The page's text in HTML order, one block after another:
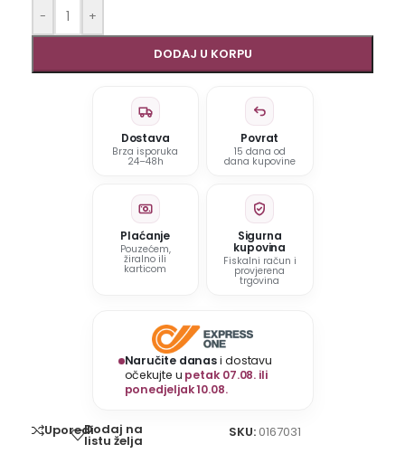
- +
DODAJ U KORPU
Dostava
Brza isporuka
24–48h
Povrat
15 dana od
dana kupovine
Plaćanje
Pouzećem,
žiralno ili
karticom
Sigurna
kupovina
Fiskalni račun i
provjerena
trgovina
Naručite danasi dostavu
očekujte u petak 07.08. ili
ponedjeljak 10.08.
UporediDodaj na
listu želja
SKU: 0167031